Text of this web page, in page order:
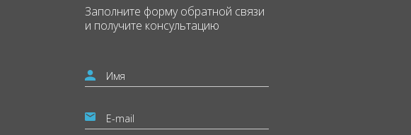
Заполните формуобратной связи
и получите консультацию